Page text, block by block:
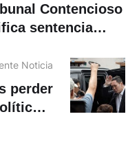
Contencioso
sentencia
Noticia
perder